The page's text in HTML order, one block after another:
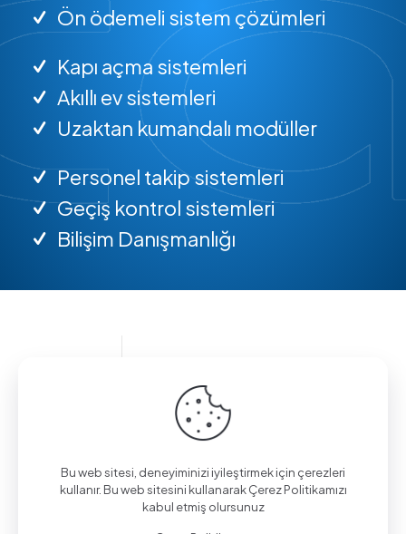
Ön ödemeli sistem çözümleri
Kapı açma sistemleri
Akıllı ev sistemleri
Uzaktan kumandalı modüller
Personel takip sistemleri
Geçiş kontrol sistemleri
Bilişim Danışmanlığı
Bilgi almak için arayın.
(0312) 325 02 01
Bu web sitesi, deneyiminizi iyileştirmek için çerezleri
kullanır. Bu web sitesini kullanarak Çerez Politikamızı
kabul etmiş olursunuz